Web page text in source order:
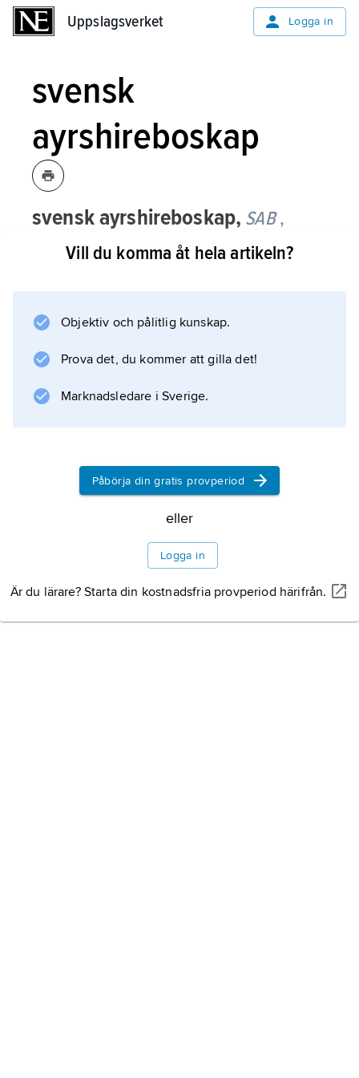
Uppslagsverket Logga in
svensk
ayrshireboskap
svensk ayrshireboskap, SAB ,
nötkreatursras, se
ayrshire
Vill du komma åt hela artikeln?
Objektiv och pålitlig kunskap.
Prova det, du kommer att gilla det!
Marknadsledare i Sverige.
Påbörja din gratis provperiod
eller
Logga in
Är du lärare? Starta din kostnadsfria provperiod härifrån.